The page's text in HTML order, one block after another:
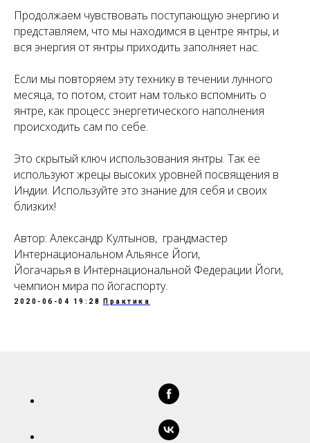
Продолжаем чувствовать поступающую энергию и
представляем, что мы находимся в центре янтры, и
вся энергия от янтры приходить заполняет нас.
Если мы повторяем эту технику в течении лунного
месяца, то потом, стоит нам только вспомнить о
янтре, как процесс энергетического наполнения
происходить сам по себе.
Это скрытый ключ использования янтры. Так её
используют жрецы высоких уровней посвящения в
Индии. Используйте это знание для себя и своих
близких!
Автор: Александр Култынов, грандмастер
Интернациональном Альянсе Йоги,
Йогачарья в Интернациональной Федерации Йоги,
чемпион мира по йогаспорту.
2020-06-04 19:28 Практика